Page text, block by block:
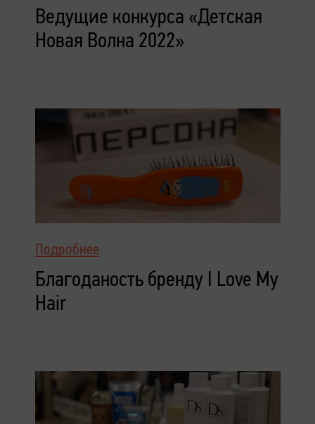
Ведущие конкурса «Детская
Новая Волна 2022»
Подробнее
Благоданость бренду I Love My
Hair